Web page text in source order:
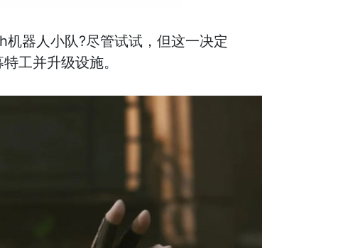
器人小队?尽管试试，但这一决定
工并升级设施。